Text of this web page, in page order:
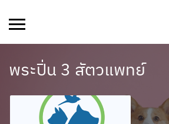
พระปิ่น 3 สัตวแพทย์